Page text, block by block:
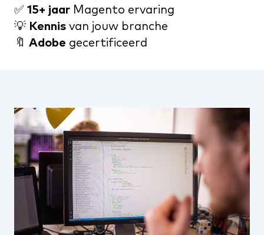
✅ 15+ jaar Magento ervaring
💡 Kennis van jouw branche
🔖 Adobe gecertificeerd